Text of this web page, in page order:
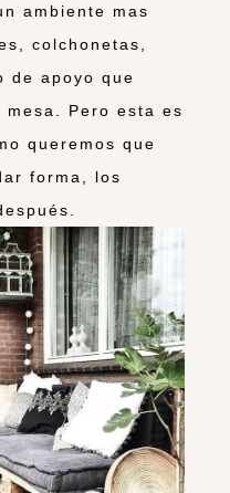
ambiente mas
colchonetas,
de apoyo que
Pero esta es
queremos que
forma, los